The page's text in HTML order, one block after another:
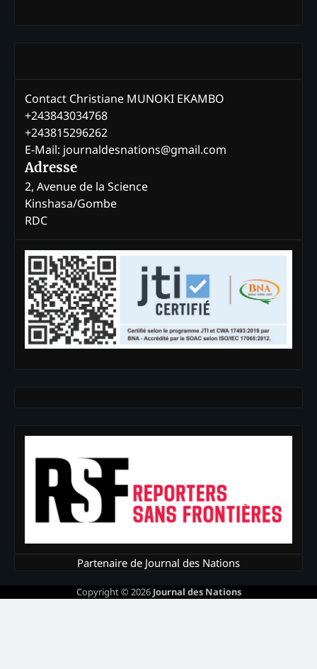
Contact Christiane MUNOKI EKAMBO
+243843034768
+243815296262
E-Mail: journaldesnations@gmail.com
Adresse
2, Avenue de la Science
Kinshasa/Gombe
RDC
Partenaire de Journal des Nations
Copyright © 2026 Journal des Nations